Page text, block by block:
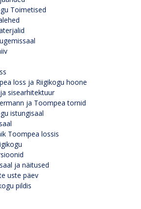
Toimetised
loss ja Riigikogu hoone
sisearhitektuur
ja Toompea tornid
istungisaal
Toompea lossis
ja näitused
uste päev
pildis